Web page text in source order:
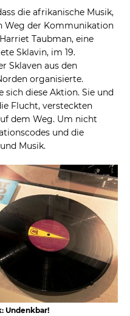
die afrikanische Musik,
Weg der Kommunikation
Taubman, eine
Sklavin, im 19.
Sklaven aus den
organisierte.
sich diese Aktion. Sie und
Flucht, versteckten
dem Weg. Um nicht
und die
Musik.
Undenkbar!